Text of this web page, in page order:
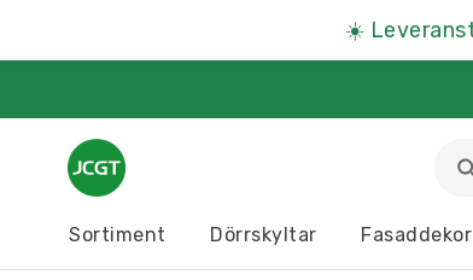
☀️
Sortiment Dörrskyltar Fasaddekor